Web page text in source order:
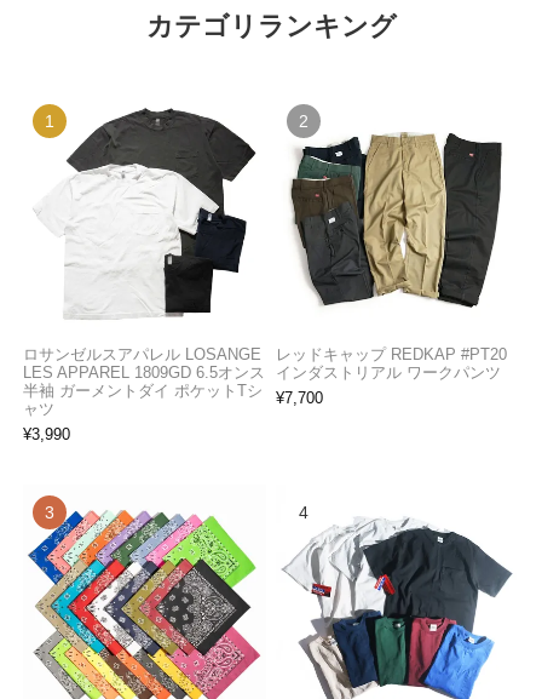
カテゴリランキング
ロサンゼルスアパレル LOSANGE
LES APPAREL 1809GD 6.5オンス
半袖 ガーメントダイ ポケットTシ
ャツ
¥3,990
レッドキャップ REDKAP #PT20
インダストリアル ワークパンツ
¥7,700